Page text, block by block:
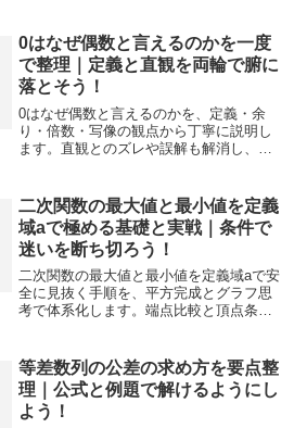
0はなぜ偶数と言えるのかを一度
で整理｜定義と直観を両輪で腑に
落とそう！
0はなぜ偶数と言えるのかを、定義・余
り・倍数・写像の観点から丁寧に説明し
ます。直観とのズレや誤解も解消し、計
二次関数の最大値と最小値を定義
域aで極める基礎と実戦｜条件で
迷いを断ち切ろう！
二次関数の最大値と最小値を定義域aで安
全に見抜く手順を、平方完成とグラフ思
考で体系化します。端点比較と頂点条件
等差数列の公差の求め方を要点整
理｜公式と例題で解けるようにし
よう！